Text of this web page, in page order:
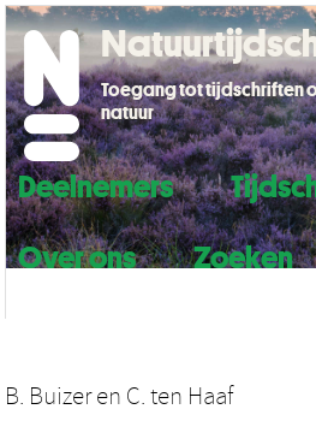
Deelnemers
Over ons
Zoeken
Toegang tot tijdschriften
natuur
B. Buizeren C. ten Haaf